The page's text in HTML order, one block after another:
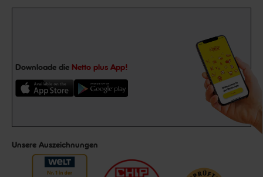
Downloade die Netto plus App!
Unsere Auszeichnungen